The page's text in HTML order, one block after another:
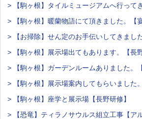
> 【駒ヶ根】タイルミュージアムへ行って
> 【駒ヶ根】暖蘭物語にて頂きました。【宴
> 【お掃除】せん定のお手伝いしてきました
> 【駒ヶ根】展示場出てもあります。【長
> 【駒ヶ根】ガーデンルームありました。
> 【駒ヶ根】展示場案内してもらいました
> 【駒ヶ根】座学と展示場【長野研修】
> 【恐竜】ティラノサウルス組立工事【ア